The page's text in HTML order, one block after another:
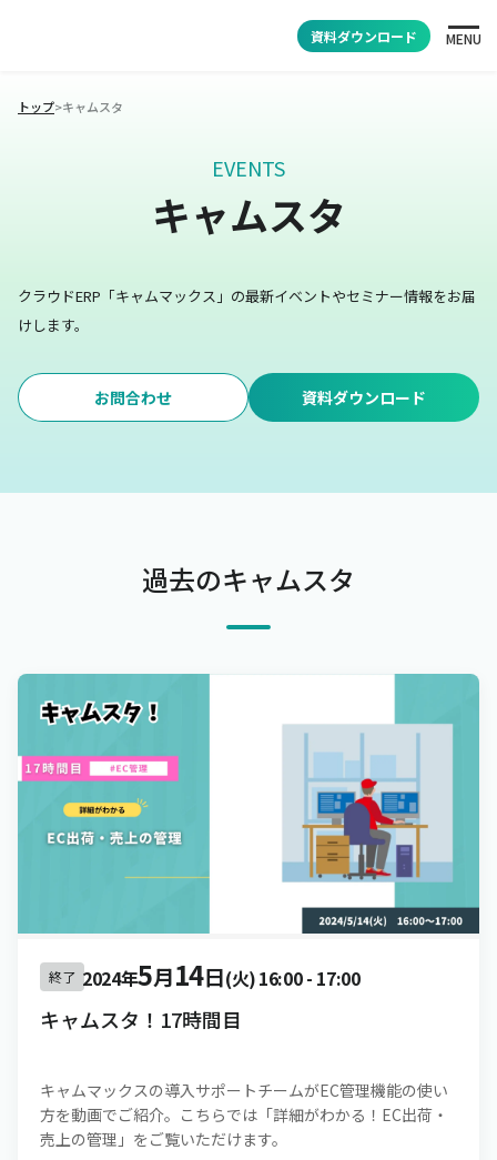
資料ダウンロード MENU
トップ>キャムスタ
EVENTS
キャムスタ
クラウドERP「キャムマックス」の最新イベントやセミナー情報をお届
けします。
お問合わせ 資料ダウンロード
過去のキャムスタ
終了 2024年5月14日(火)16:00- 17:00
キャムスタ！17時間目
キャムマックスの導入サポートチームがEC管理機能の使い
方を動画でご紹介。こちらでは「詳細がわかる！EC出荷・
売上の管理」をご覧いただけます。